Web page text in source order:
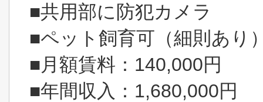
■共用部に防犯カメラ
■ペット飼育可（細則あり
■月額賃料：140,000円
■年間収入：1,680,000円